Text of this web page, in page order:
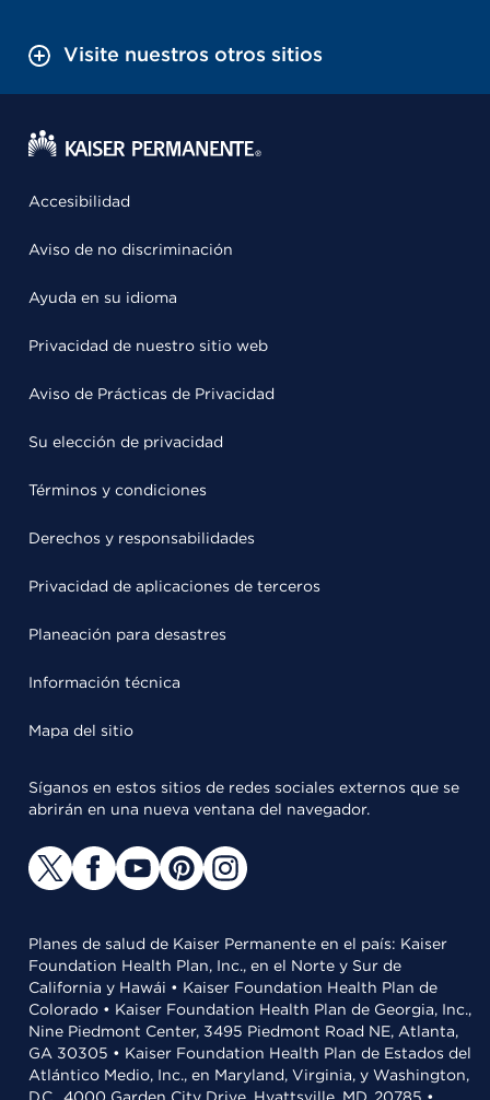
Visite nuestros otros sitios
Accesibilidad
Aviso de no discriminación
Ayuda en su idioma
Privacidad de nuestro sitio web
Aviso de Prácticas de Privacidad
Su elección de privacidad
Términos y condiciones
Derechos y responsabilidades
Privacidad de aplicaciones de terceros
Planeación para desastres
Información técnica
Mapa del sitio
Síganos en estos sitios de redes sociales externos que se
abrirán en una nueva ventana del navegador.
Planes de salud de Kaiser Permanente en el país: Kaiser
Foundation Health Plan, Inc., en el Norte y Sur de
California y Hawái • Kaiser Foundation Health Plan de
Colorado • Kaiser Foundation Health Plan de Georgia, Inc.,
Nine Piedmont Center, 3495 Piedmont Road NE, Atlanta,
GA 30305 • Kaiser Foundation Health Plan de Estados del
Atlántico Medio, Inc., en Maryland, Virginia, y Washington,